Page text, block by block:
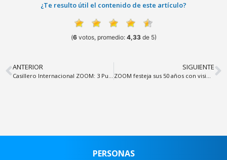
¿Te resulto útil el contenido de este artículo?
(6votos, promedio: 4,33de 5)
ANTERIOR
Casillero Internacional ZOOM: 3 Puntos clave sobre verificación del peso y servicio exclusivamente aéreo
SIGUIENTE
ZOOM festeja sus 50 años con visión de futuro
PERSONAS